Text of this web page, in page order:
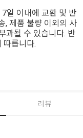
일 이내에 교환 및 반
, 제품 불량 이외의 사
과될 수 있습니다. 반
따릅니다.
리뷰